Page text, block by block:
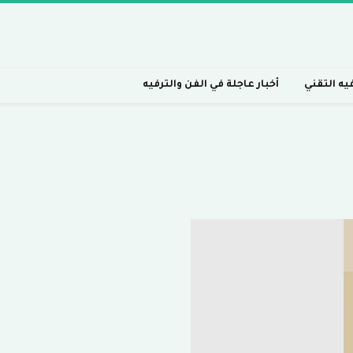
التقني أخبار عاجلة في الفن والترفيه